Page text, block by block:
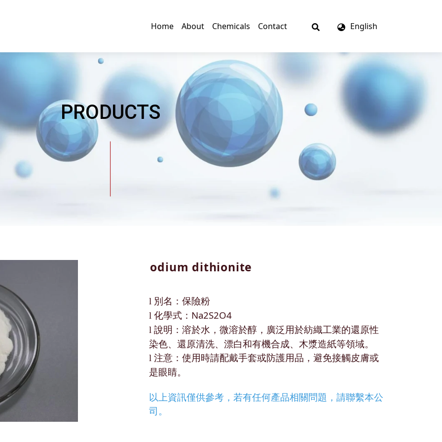
English
Home About Chemicals Contact
PRODUCTS
odium dithionite
l 別名：保險粉
l 化學式：Na2S2O4
l 說明：溶於水，微溶於醇，廣泛用於紡織工業的還原性
染色、還原清洗、漂白和有機合成、木漿造紙等領域。
l 注意：使用時請配戴手套或防護用品，避免接觸皮膚或
是眼睛。
以上資訊僅供參考，若有任何產品相關問題，請聯繫本公
司。